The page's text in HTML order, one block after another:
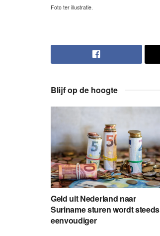
Foto ter illustratie.
Blijf op de hoogte
Geld uit Nederland naar
Suriname sturen wordt steeds
eenvoudiger